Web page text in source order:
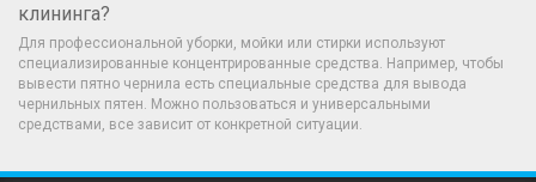
клининга?
Для профессиональной уборки, мойки или стирки используют
специализированные концентрированные средства. Например, чтобы
вывести пятно чернила есть специальные средства для вывода
чернильных пятен. Можно пользоваться и универсальными
средствами, все зависит от конкретной ситуации.